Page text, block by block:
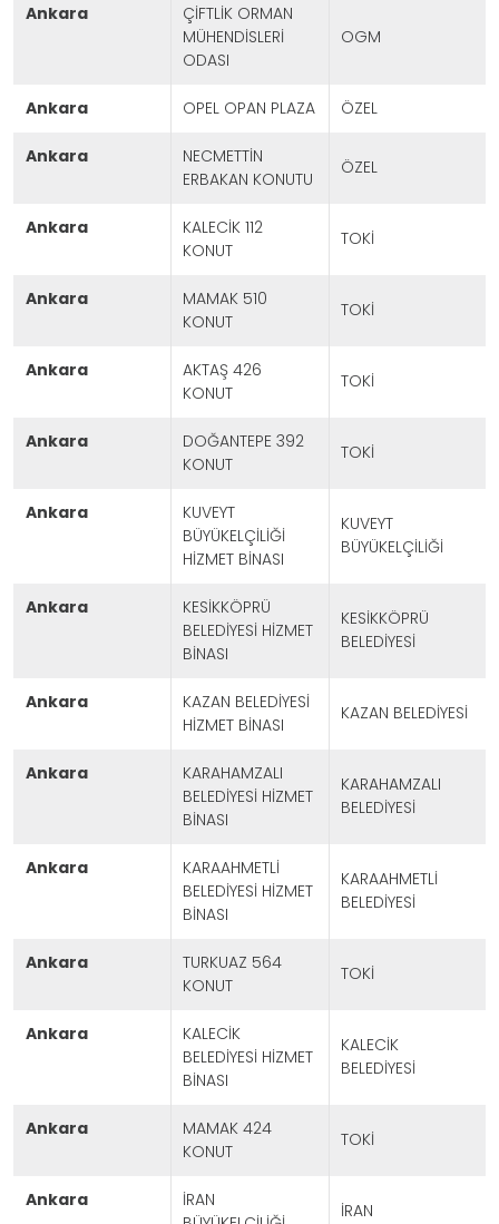
ankara
ÇİFTLİK ORMAN
MÜHENDİSLERİ
ODASI
OGM
ankara OPEL OPAN PLAZA ÖZEL
ankara
NECMETTİN
ERBAKAN KONUTU
ÖZEL
ankara
KALECİK 112
KONUT
TOKİ
ankara
MAMAK 510
KONUT
TOKİ
ankara
AKTAŞ 426
KONUT
TOKİ
ankara
DOĞANTEPE 392
KONUT
TOKİ
ankara
KUVEYT
BÜYÜKELÇİLİĞİ
HİZMET BİNASI
KUVEYT
BÜYÜKELÇİLİĞİ
ankara
KESİKKÖPRÜ
BELEDİYESİ HİZMET
BİNASI
KESİKKÖPRÜ
BELEDİYESİ
ankara
KAZAN BELEDİYESİ
HİZMET BİNASI
KAZAN BELEDİYESİ
ankara
KARAHAMZALI
BELEDİYESİ HİZMET
BİNASI
KARAHAMZALI
BELEDİYESİ
ankara
KARAAHMETLİ
BELEDİYESİ HİZMET
BİNASI
KARAAHMETLİ
BELEDİYESİ
ankara
TURKUAZ 564
KONUT
TOKİ
ankara
KALECİK
BELEDİYESİ HİZMET
BİNASI
KALECİK
BELEDİYESİ
ankara
MAMAK 424
KONUT
TOKİ
ankara
İRAN
İRAN